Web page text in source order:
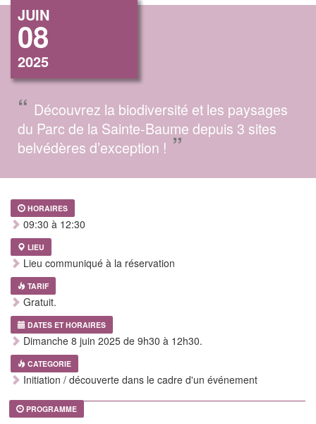
JUIN
08
2025
“ Découvrez la biodiversité et les paysages
du Parc de la Sainte-Baume depuis 3 sites
belvédères d’exception ! ”
HORAIRES
09:30 à 12:30
LIEU
Lieu communiqué à la réservation
TARIF
Gratuit.
DATES ET HORAIRES
Dimanche 8 juin 2025 de 9h30 à 12h30.
CATEGORIE
Initiation / découverte dans le cadre d'un événement
PROGRAMME